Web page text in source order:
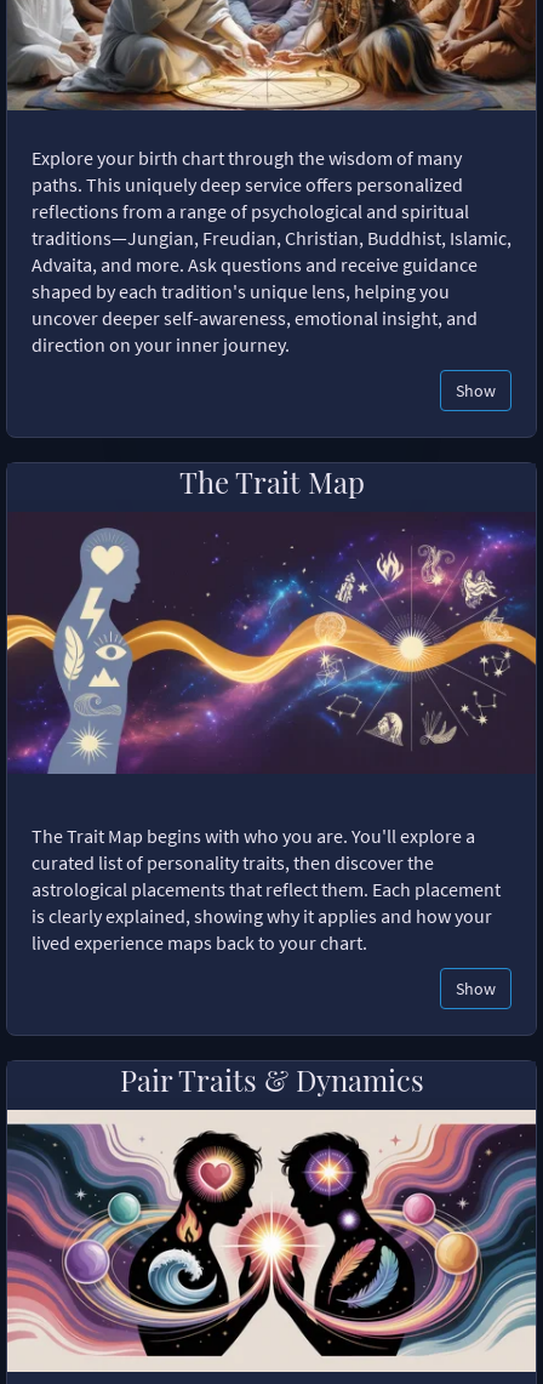
Explore your birth chart through the wisdom of many
paths. This uniquely deep service offers personalized
reflections from a range of psychological and spiritual
traditions—Jungian, Freudian, Christian, Buddhist, Islamic,
Advaita, and more. Ask questions and receive guidance
shaped by each tradition's unique lens, helping you
uncover deeper self-awareness, emotional insight, and
direction on your inner journey.
Show
The Trait Map
The Trait Map begins with who you are. You'll explore a
curated list of personality traits, then discover the
astrological placements that reflect them. Each placement
is clearly explained, showing why it applies and how your
lived experience maps back to your chart.
Show
Pair Traits & Dynamics